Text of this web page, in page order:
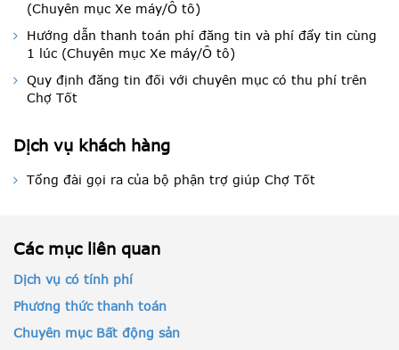
(Chuyên mục Xe máy/Ô tô)
Hướng dẫn thanh toán phí đăng tin và phí đẩy tin cùng
1 lúc (Chuyên mục Xe máy/Ô tô)
Quy định đăng tin đối với chuyên mục có thu phí trên
Chợ Tốt
Dịch vụ khách hàng
Tổng đài gọi ra của bộ phận trợ giúp Chợ Tốt
Các mục liên quan
Dịch vụ có tính phí
Phương thức thanh toán
Chuyên mục Bất động sản